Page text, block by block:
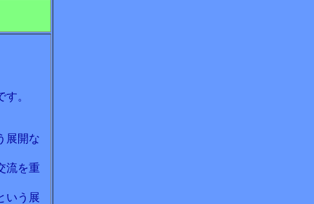
。
展開な
流を重
いう展